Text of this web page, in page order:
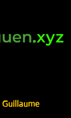
Guillaume